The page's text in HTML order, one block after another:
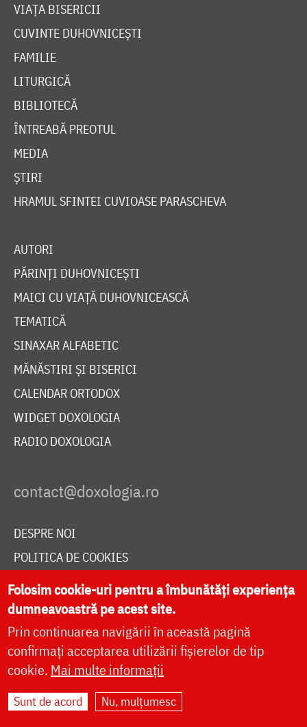
VIAȚA BISERICII
CUVINTE DUHOVNICEȘTI
FAMILIE
LITURGICĂ
BIBLIOTECĂ
ÎNTREABĂ PREOTUL
MEDIA
ȘTIRI
HRAMUL SFINTEI CUVIOASE PARASCHEVA
AUTORI
PĂRINȚI DUHOVNICEȘTI
MAICI CU VIAȚĂ DUHOVNICEASCĂ
TEMATICĂ
SINAXAR ALFABETIC
MĂNĂSTIRI ȘI BISERICI
CALENDAR ORTODOX
WIDGET DOXOLOGIA
RADIO DOXOLOGIA
DESPRE NOI
POLITICA DE COOKIES
DONEAZĂ ONLINE PENTRU CATEDRALA NAȚIONALĂ
LIVE
Site dezvoltat deDOXOLOGIA MEDIA
Arhiepiscopia Iașilor | ©
Folosim cookie-uri pentru a îmbunătăți experiența
dumneavoastră pe acest site.
Prin continuarea navigării în această pagină
confirmați acceptarea utilizării fișierelor de tip
cookie. Mai multe informații
Sunt de acord Nu, mulțumesc